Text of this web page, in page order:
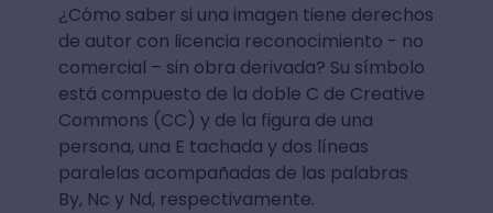
¿Cómo saber si una imagen tiene derechos
de autor con licencia reconocimiento - no
comercial – sin obra derivada? Su símbolo
está compuesto de la doble C de Creative
Commons (CC) y de la figura de una
persona, una E tachada y dos líneas
paralelas acompañadas de las palabras
By, Nc y Nd, respectivamente.